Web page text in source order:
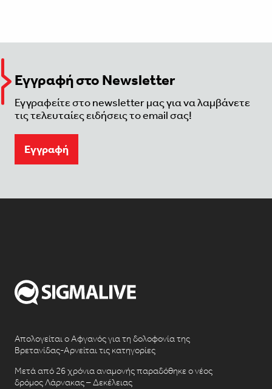
Εγγραφή στο Newsletter
Εγγραφείτε στο newsletter μας για να λαμβάνετε
τις τελευταίες ειδήσεις το email σας!
Eγγραφή
Απολογείται ο Αφγανός για τη δολοφονία της
Βρετανίδας-Αρνείται τις κατηγορίες
Μετά από 26 χρόνια αναμονής παραδόθηκε ο νέος
δρόμος Λάρνακας – Δεκέλειας